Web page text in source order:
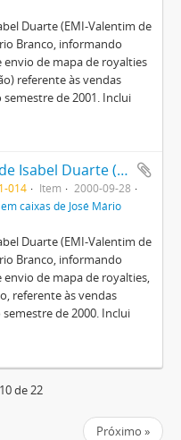
Duarte (EMI-Valentim de
Branco, informando
envio de mapa de royalties
referente às vendas
de 2001. Inclui
Correspondência de Isabel Duarte (EMI-Valentim de Carvalho) para José Mário Branco + mapa de royalties
014 Item
2000-09-28
caixas de José Mário
Duarte (EMI-Valentim de
Branco, informando
de mapa de royalties,
referente às vendas
de 2000. Inclui
de 22
Próximo »